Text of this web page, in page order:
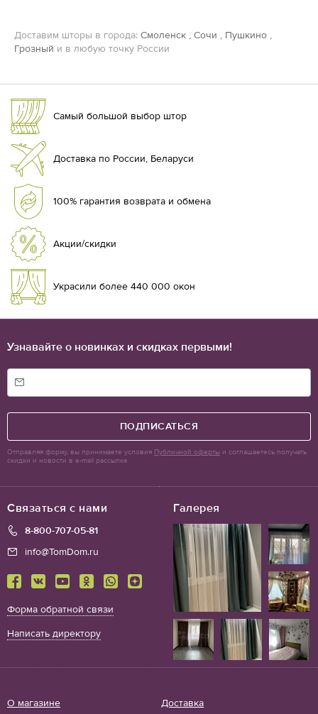
Доставим шторы в города: Смоленск , Сочи , Пушкино ,
Грозный и в любую точку России
Самый большой выбор штор
Доставка по России, Беларуси
100% гарантия возврата и обмена
Акции/скидки
Украсили более 440 000 окон
Галерея
Связаться с нами
8-800-707-05-81
info@TomDom.ru
Форма обратной связи
Написать директору
О магазине Доставка
Узнавайте о новинках и скидках первыми!
ПОДПИСАТЬСЯ
Отправляя форму, вы принимаете условия Публичной оферты и соглашаетесь получать
скидки и новости в e-mail рассылке